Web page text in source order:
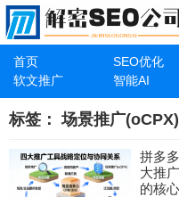
首页 SEO优化
软文推广
智能AI
标签：场景推广(oCPX)
拼多
大推
的核